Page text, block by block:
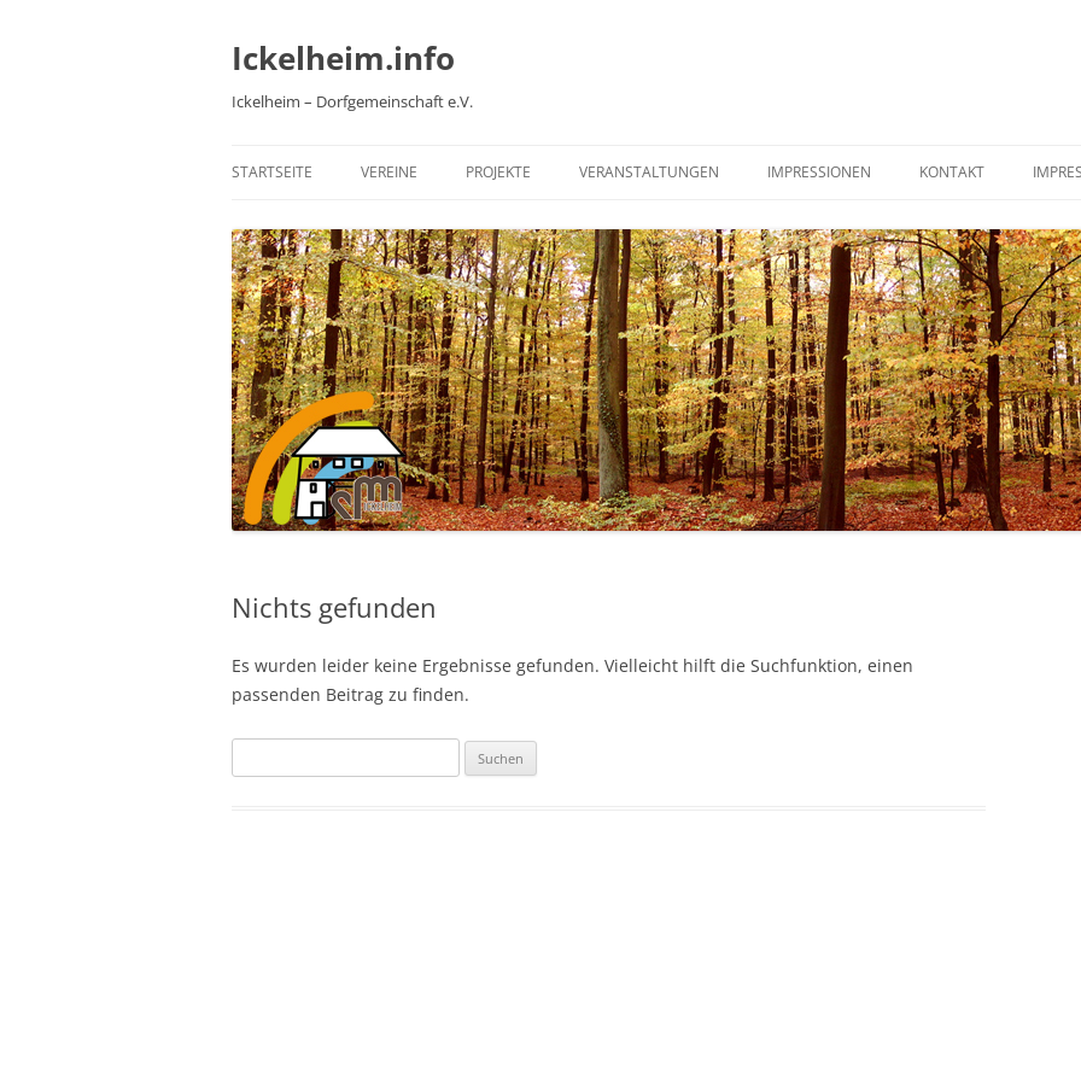
springen
Ickelheim.info
Ickelheim – Dorfgemeinschaft e.V.
STARTSEITE VEREINE PROJEKTE VERANSTALTUNGEN IMPRESSIONEN KONTAKT
Nichts gefunden
Es wurden leider keine Ergebnisse gefunden. Vielleicht hilft die Suchfunktion, einen
passenden Beitrag zu finden.
nach: